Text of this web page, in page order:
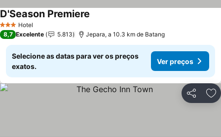
3 EstrelasHotel
D'Season Premiere
8,7 Excelente 5.813 Jepara, a 10.3 km de Batang
Selecione as datas para ver os preços
exatos.
Ver preços
Partilhar